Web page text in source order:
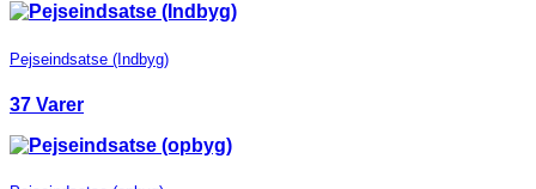
Pejseindsatse (Indbyg)
37 Varer